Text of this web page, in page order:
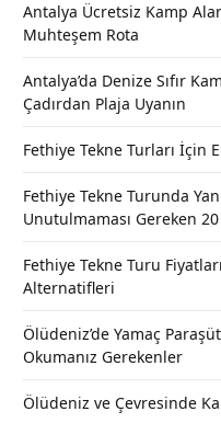
Antalya Ücretsiz Kamp
Muhteşem Rota
Antalya’da Denize Sıfır
Çadırdan Plaja Uyanın
Fethiye Tekne Turları İçin
Fethiye Tekne Turunda
Unutulmaması Gereken 20
Fethiye Tekne Turu
Alternatifleri
Ölüdeniz’de Yamaç
Okumanız Gerekenler
Ölüdeniz ve Çevresinde